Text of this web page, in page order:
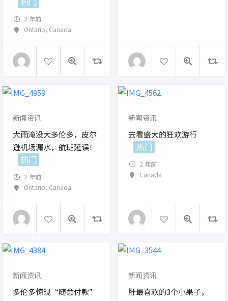
2 年前
Ontario, Canada
新闻资讯
大雨淹没大多伦多，皮尔
逊机场漏水，航班延误！
热门
2 年前
Ontario, Canada
新闻资讯
去看盛大的狂欢游行
热门
2 年前
Canada
新闻资讯
多伦多惊现“随意付款”
新闻资讯
肝最喜欢的3个小果子，